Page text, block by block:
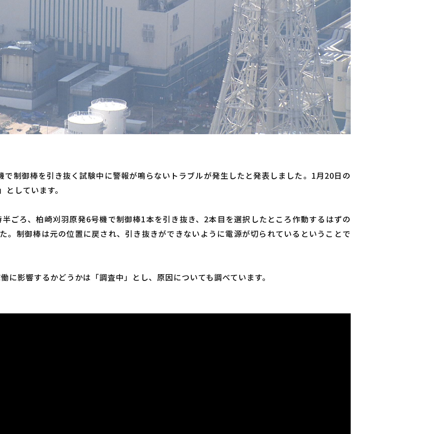
制御棒を引き抜く試験中に警報が鳴らないトラブルが発生したと発表しました。1月20日の
しています。
ごろ、柏崎刈羽原発6号機で制御棒1本を引き抜き、2本目を選択したところ作動するはずの
。制御棒は元の位置に戻され、引き抜きができないように電源が切られているということで
に影響するかどうかは「調査中」とし、原因についても調べています。